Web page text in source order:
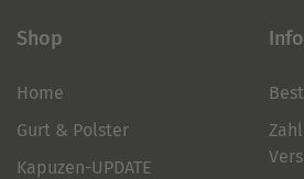
Shop
Home
Gurt & Polster
Kapuzen-UPDATE